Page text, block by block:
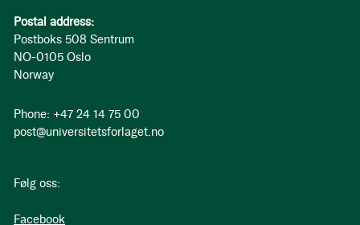
Postal address:
Postboks 508 Sentrum
NO-0105 Oslo
Norway
Phone: +47 24 14 75 00
post@universitetsforlaget.no
Følg oss:
Facebook